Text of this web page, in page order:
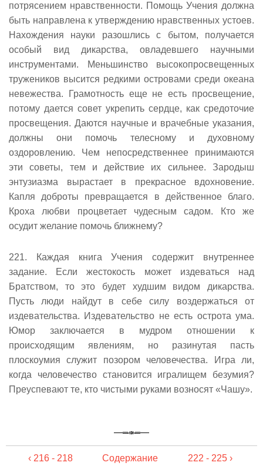
потрясением нравственности. Помощь Учения должна
быть направлена к утверждению нравственных устоев.
Нахождения науки разошлись с бытом, получается
особый вид дикарства, овладевшего научными
инструментами. Меньшинство высокопросвещенных
тружеников высится редкими островами среди океана
невежества. Грамотность еще не есть просвещение,
потому дается совет укрепить сердце, как средоточие
просвещения. Даются научные и врачебные указания,
должны они помочь телесному и духовному
оздоровлению. Чем непосредственнее принимаются
эти советы, тем и действие их сильнее. Зародыш
энтузиазма вырастает в прекрасное вдохновение.
Капля доброты превращается в действенное благо.
Кроха любви процветает чудесным садом. Кто же
осудит желание помочь ближнему?
221. Каждая книга Учения содержит внутреннее
задание. Если жестокость может издеваться над
Братством, то это будет худшим видом дикарства.
Пусть люди найдут в себе силу воздержаться от
издевательства. Издевательство не есть острота ума.
Юмор заключается в мудром отношении к
происходящим явлениям, но разинутая пасть
плоскоумия служит позором человечества. Игра ли,
когда человечество становится игралищем безумия?
Преуспевают те, кто чистыми руками возносят «Чашу».
‹ 216 - 218 Содержание 222 - 225 ›